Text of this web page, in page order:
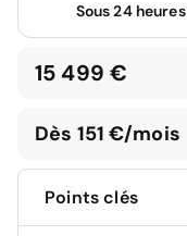
Sous 24 heures
15 499 €
Dès 151 €/mois
Points clés